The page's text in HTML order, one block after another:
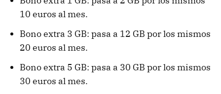
10 euros al mes.
Bono extra 3 GB: pasa a 12 GB por los mismos
20 euros al mes.
Bono extra 5 GB: pasa a 30 GB por los mismos
30 euros al mes.